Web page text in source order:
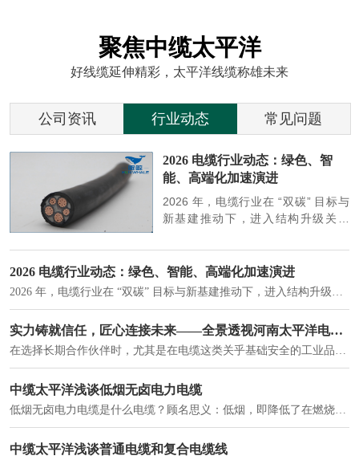
聚焦中缆太平洋
好线缆延伸精彩，太平洋线缆称雄未来
公司资讯 行业动态 常见问题
2026 电缆行业动态：绿色、智
能、高端化加速演进
2026 年，电缆行业在 “双碳” 目标与
新基建推动下，进入结构升级关键
大清晰趋势，市场格局持续优化。
2026 电缆行业动态：绿色、智能、高端化加速演进
实力铸就信任，匠心连接未来——全景透视河南太平洋电缆厂
在选择长期合作伙伴时，尤其是在电缆这类关乎基础安全的工业品上，供应商的“内在实力”远比一纸报价单更重要。今天，我们邀请您“云参观”河南太平洋电缆厂，透过每一个细节，看我们如何将“可靠”二字，铸入每一米电缆。
中缆太平洋浅谈低烟无卤电力电缆
低烟无卤电力电缆是什么电缆？顾名思义：低烟，即降低了在燃烧时有害物体的产生；卤素对于人体来说是一种有毒气体，无卤就是没有毒气体的释放，通常是针对电缆遇火灾时而言的。低烟无卤电力电缆又可以称之为环保电缆，低烟无卤电缆大多数用于医院和对环境卫生要求比较严格的地方。
中缆太平洋浅谈普通电缆和复合电缆线